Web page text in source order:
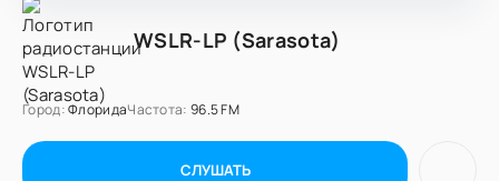
WSLR-LP (Sarasota)
Город:ФлоридаЧастота: 96.5 FM
СЛУШАТЬ